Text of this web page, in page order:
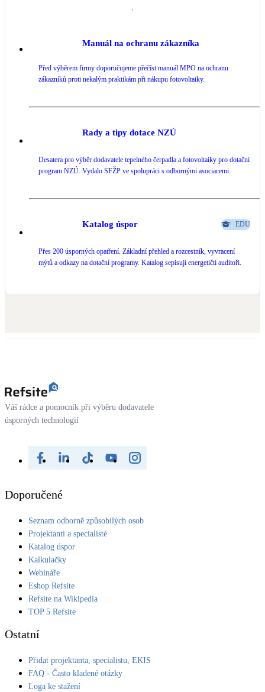
Stínicí technika
Kamna / krby
Retence deštové vody
Manuál na ochranu zákazníka
Před výběrem firmy doporučujeme přečíst manuál MPO na ochranu
zákazníků proti nekalým praktikám při nákupu fotovoltaiky.
Rady a tipy dotace NZÚ
Desatera pro výběr dodavatele tepelného čerpadla a fotovoltaiky pro dotační
program NZÚ. Vydalo SFŽP ve spolupráci s odbornými asociacemi.
Katalog úspor EDU
Přes 200 úsporných opatření. Základní přehled a rozcestník, vyvracení
mýtů a odkazy na dotační programy. Katalog sepisují energetičtí auditoři.
Váš rádce a pomocník při výběru dodavatele
úsporných technologií
Doporučené
Seznam odborně způsobilých osob
Projektanti a specialisté
Katalog úspor
Kalkulačky
Webináře
Eshop Refsite
Refsite na Wikipedia
TOP 5 Refsite
Ostatní
Přidat projektanta, specialistu, EKIS
FAQ - Často kladené otázky
Loga ke stažení